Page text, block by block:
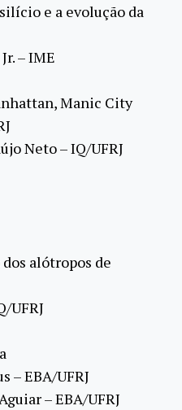
e a evolução da
– IME
Manic City
Neto – IQ/UFRJ
alótropos de
UFRJ
– EBA/UFRJ
– EBA/UFRJ